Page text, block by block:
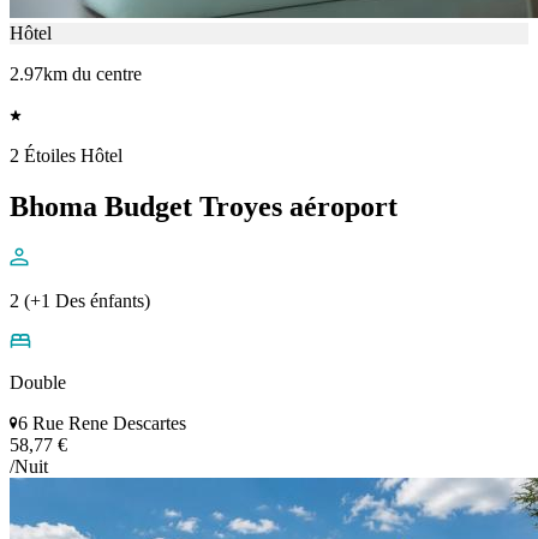
Hôtel
2.97km du centre
2 Étoiles Hôtel
Bhoma Budget Troyes aéroport
2 (+1 Des énfants)
Double
6 Rue Rene Descartes
58,77 €
/Nuit